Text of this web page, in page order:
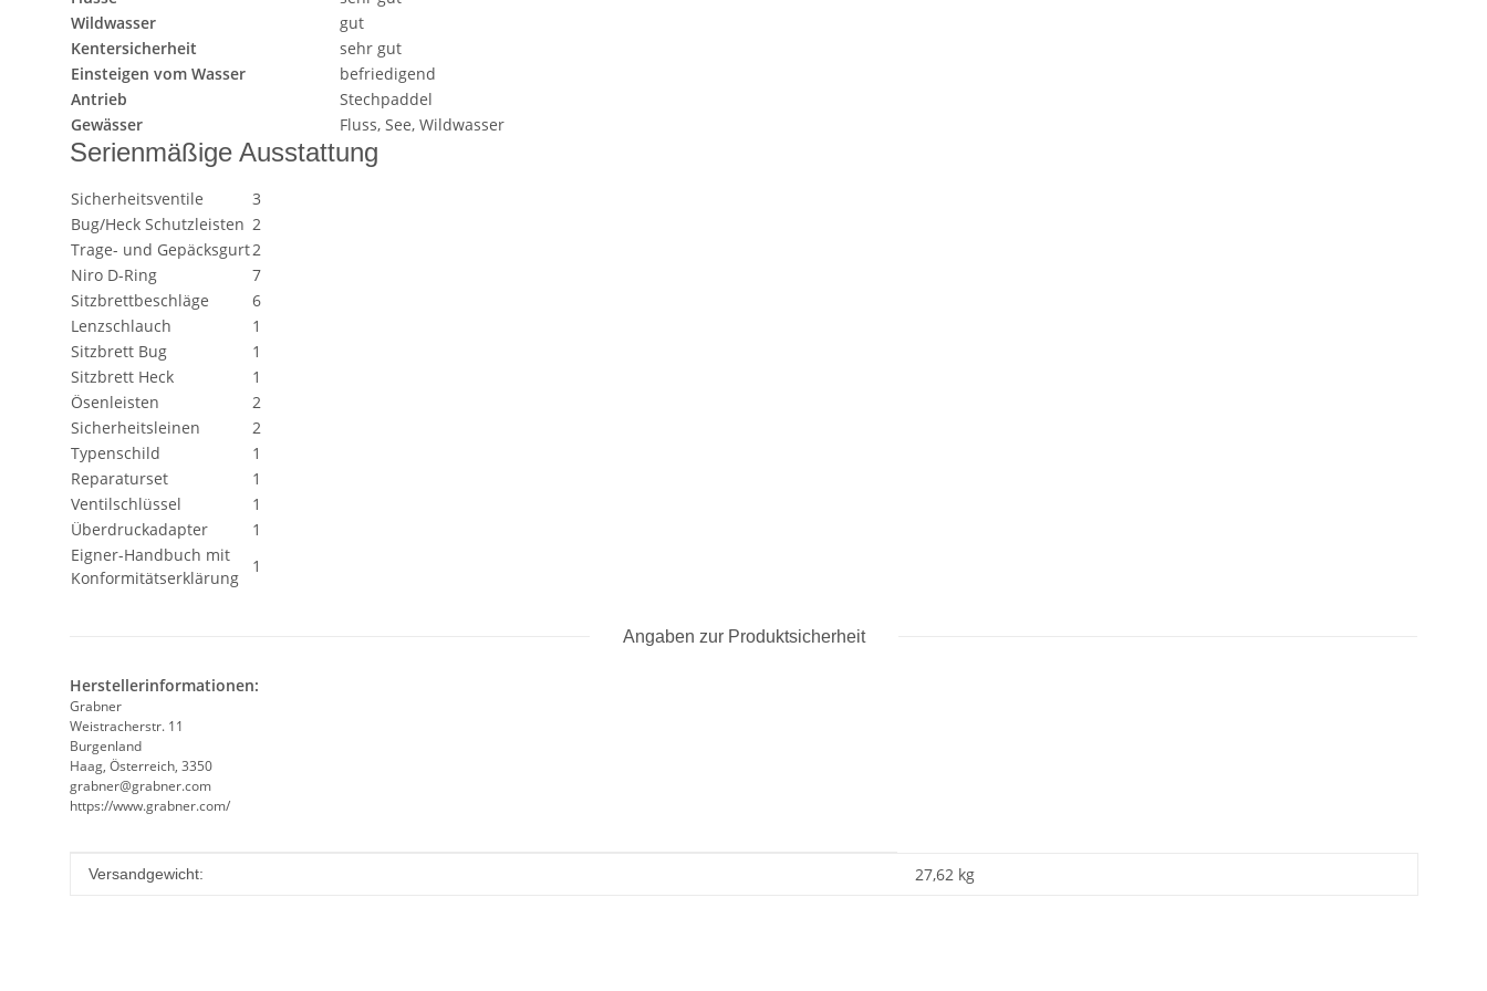
Wildwasser
gut
Kentersicherheit
sehr gut
Einsteigen vom Wasser
befriedigend
Antrieb
Stechpaddel
Gewässer
Fluss, See, Wildwasser
Serienmäßige Ausstattung
Sicherheitsventile
3
Bug/Heck Schutzleisten 2
Trage- und Gepäcksgurt2
Niro D-Ring
7
Sitzbrettbeschläge
6
Lenzschlauch
1
Sitzbrett Bug
1
Sitzbrett Heck
1
Ösenleisten
2
Sicherheitsleinen
2
Typenschild
1
Reparaturset
1
Ventilschlüssel
1
Überdruckadapter
1
Eigner-Handbuch mit
Konformitätserklärung
1
Angaben zur Produktsicherheit
Herstellerinformationen:
Grabner
Weistracherstr. 11
Burgenland
Haag, Österreich, 3350
grabner@grabner.com
https://www.grabner.com/
Produkteigenschaft
Wert
Versandgewicht: 27,62 kg